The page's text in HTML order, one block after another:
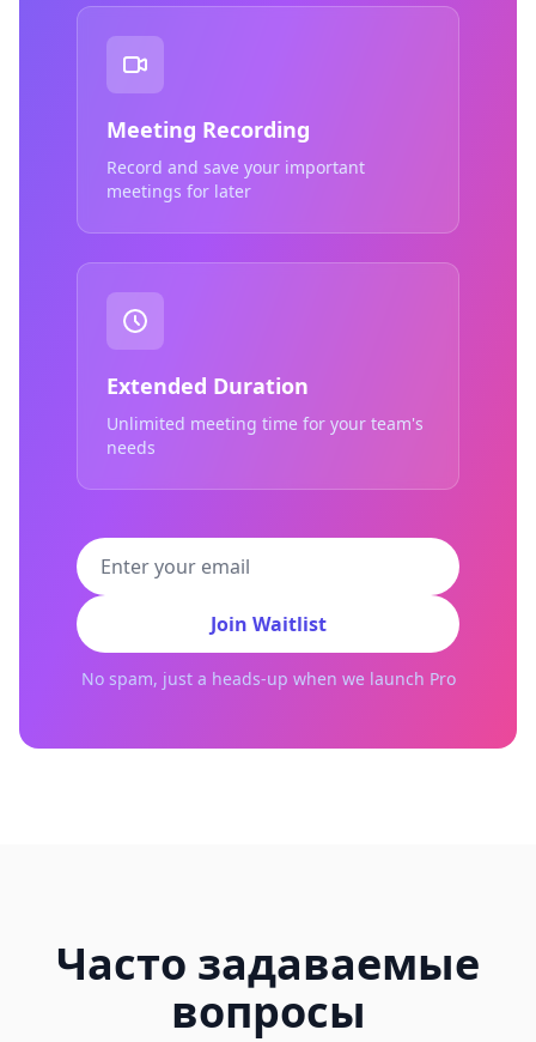
Meeting Recording
Record and save your important
meetings for later
Extended Duration
Unlimited meeting time for your team's
needs
Join Waitlist
No spam, just a heads-up when we launch Pro
Часто задаваемые
вопросы